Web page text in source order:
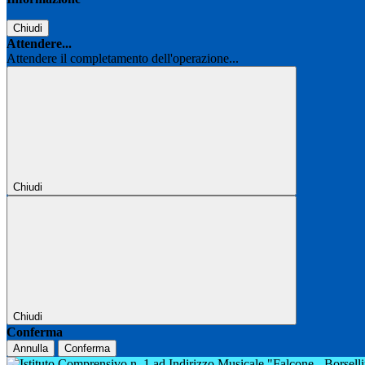
Chiudi
Attendere...
Attendere il completamento dell'operazione...
Chiudi
Chiudi
Conferma
Annulla Conferma